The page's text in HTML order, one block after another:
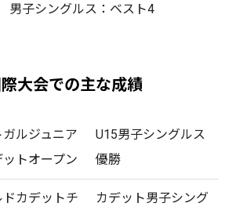
男子シングルス：ベスト4
大会での主な成績
ガルジュニア
ットオープン
U15男子シングルス
優勝
ドカデットチ
カデット男子シング